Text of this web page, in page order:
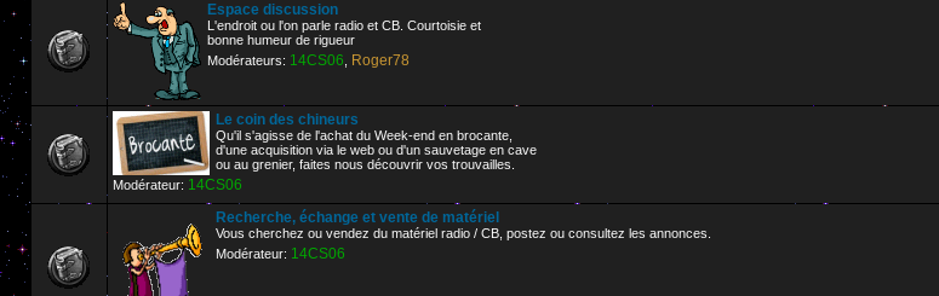
Espace discussion
L'endroit ou l'on parle radio et CB. Courtoisie et
bonne humeur de rigueur
Modérateurs: 14CS06 Roger78
Le coin des chineurs
Qu'il s'agisse de l'achat du Week-end en brocante,
d'une acquisition via le web ou d'un sauvetage en cave
ou au grenier, faites nous découvrir vos trouvailles.
Modérateur: 14CS06
Recherche, échange et vente de matériel
Vous cherchez ou vendez du matériel radio / CB, postez ou consultez les annonces.
Modérateur: 14CS06